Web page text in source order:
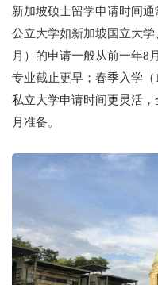
新加坡硕士留学申请时间
公立大学如新加坡国立大
月）的申请一般从前一年8
专业截止更早；春季入学（
私立大学申请时间更灵活
月准备。